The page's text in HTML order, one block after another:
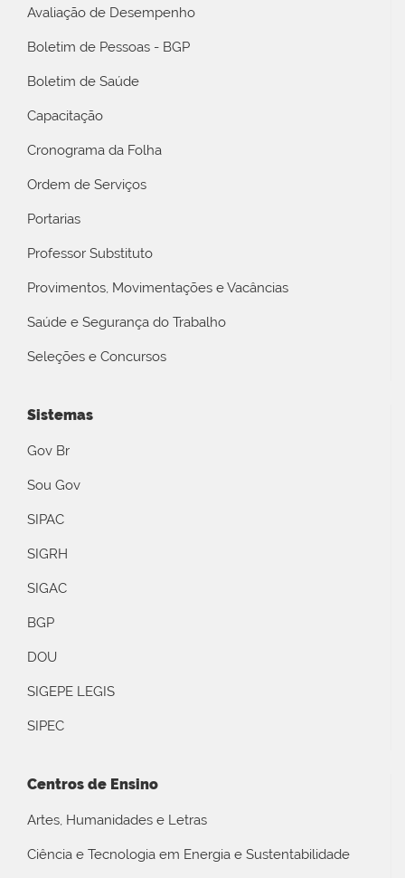
Avaliação de Desempenho
Boletim de Pessoas - BGP
Boletim de Saúde
Capacitação
Cronograma da Folha
Ordem de Serviços
Portarias
Professor Substituto
Provimentos, Movimentações e Vacâncias
Saúde e Segurança do Trabalho
Seleções e Concursos
Sistemas
Gov Br
Sou Gov
SIPAC
SIGRH
SIGAC
BGP
DOU
SIGEPE LEGIS
SIPEC
Centros de Ensino
Artes, Humanidades e Letras
Ciência e Tecnologia em Energia e Sustentabilidade